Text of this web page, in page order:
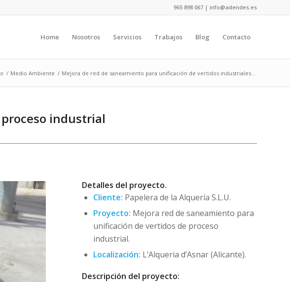
965 898 067 | info@adendes.es
Home Nosotros Servicios Trabajos Blog Contacto
/ Medio Ambiente / Mejora de red de saneamiento para unificación de vertidos industriales...
industrial
Detalles del proyecto.
Cliente: Papelera de la Alquería S.L.U.
Proyecto: Mejora red de saneamiento para
unificación de vertidos de proceso
industrial.
Localización: L’Alqueria d’Asnar (Alicante).
Descripción del proyecto: